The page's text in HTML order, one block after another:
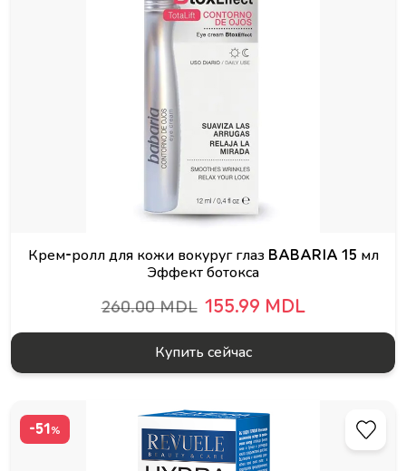
Крем-ролл для кожи вокуруг глаз BABARIA 15 мл
Эффект ботокса
260.00 MDL 155.99 MDL
Купить сейчас
-51 %